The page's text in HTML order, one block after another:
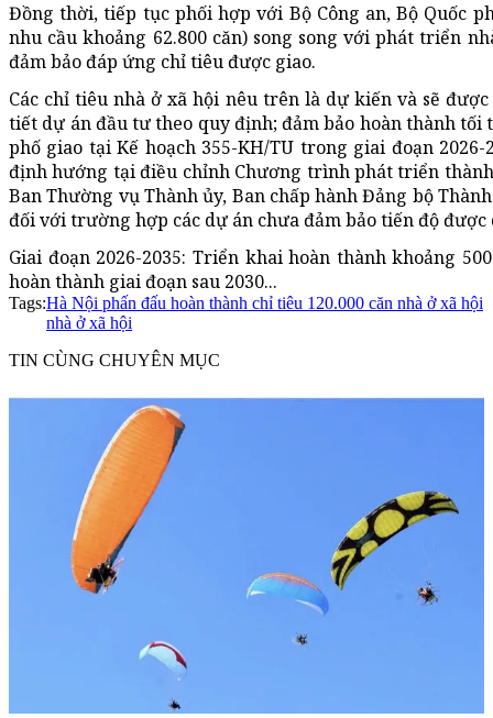
Đồng thời, tiếp tục phối hợp với Bộ Công an, Bộ Quốc
nhu cầu khoảng 62.800 căn) song song với phát triển
đảm bảo đáp ứng chỉ tiêu được giao.
Các chỉ tiêu nhà ở xã hội nêu trên là dự kiến và sẽ
tiết dự án đầu tư theo quy định; đảm bảo hoàn thành tối
phố giao tại Kế hoạch 355-KH/TU trong giai đoạn
định hướng tại điều chỉnh Chương trình phát triển
Ban Thường vụ Thành ủy, Ban chấp hành Đảng bộ
đối với trường hợp các dự án chưa đảm bảo tiến độ
Giai đoạn 2026-2035: Triển khai hoàn thành khoảng
hoàn thành giai đoạn sau 2030...
Tags:Hà Nội phấn đấu hoàn thành chỉ tiêu 120.000 căn nhà ở xã hội
nhà ở xã hội
TIN CÙNG CHUYÊN MỤC